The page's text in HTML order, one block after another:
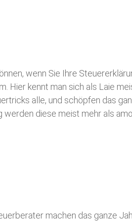
wenn Sie Ihre
Hier kennt man sich als Laie
alle, und schöpfen das
diese meist mehr als
machen das ganze